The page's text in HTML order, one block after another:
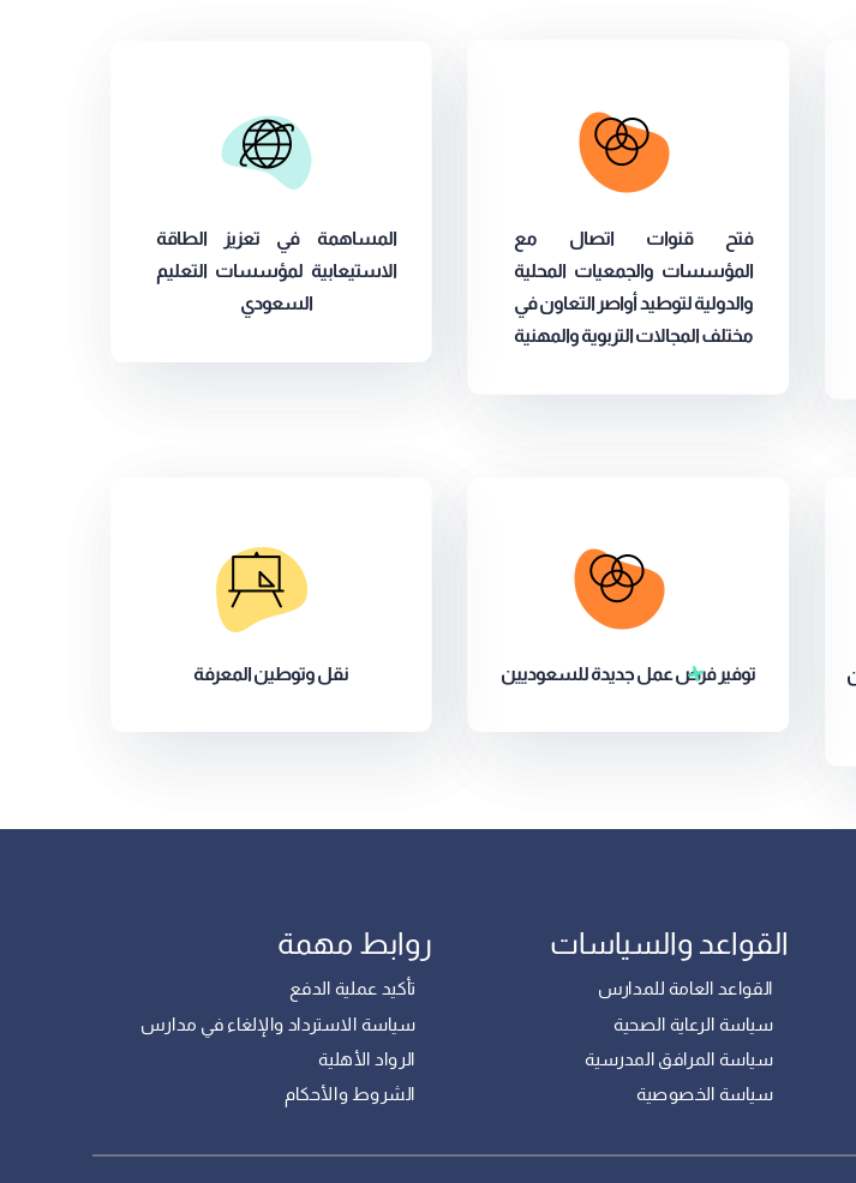
فتح قنوات اتصال مع
المؤسسات والجمعيات المحلية
والدولية لتوطيد أواصر التعاون في
مختلف المجالات التربوية والمهنية
المساهمة في تعزيز الطاقة
الاستيعابية لمؤسسات التعليم
السعودي
توفير فرص عمل جديدة للسعوديين نقل وتوطين المعرفة
القواعد والسياسات
القواعد العامة للمدارس
سياسة الرعاية الصحية
سياسة المرافق المدرسية
سياسة الخصوصية
روابط مهمة
تأكيد عملية الدفع
سياسة الاسترداد والإلغاء في مدارس
الرواد الأهلية
الشروط والأحكام